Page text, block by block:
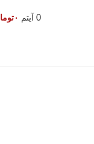
0 آیتم ۰